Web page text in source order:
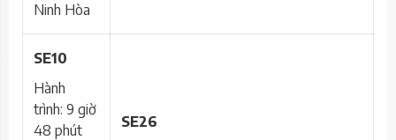
Ninh Hòa
SE10
Hành
trình: 9 giờ
48 phút
SE26